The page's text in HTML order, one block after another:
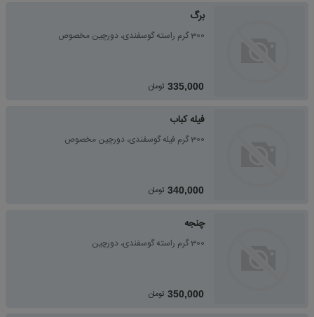
برگ
300 گرم راسته گوسفندی، دورچین مخصوص
335,000 تومان
فیله کباب
300 گرم فیله گوسفندی، دورچین مخصوص
340,000 تومان
چنجه
300 گرم راسته گوسفندی، دورچین
350,000 تومان